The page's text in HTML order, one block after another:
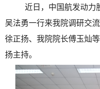
近日 ，中国航发动力
吴法勇一行来我院调研交
徐正扬、我院院长傅玉灿
扬主持。